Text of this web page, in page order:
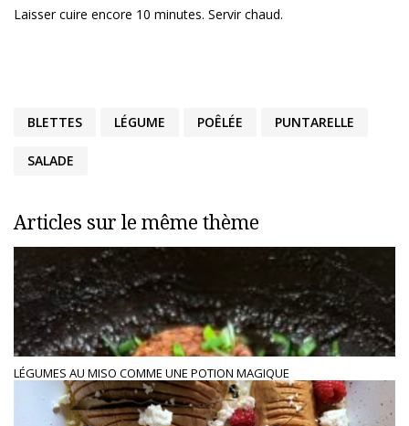
Laisser cuire encore 10 minutes. Servir chaud.
BLETTES LÉGUME POÊLÉE PUNTARELLE
SALADE
Articles sur le même thème
LÉGUMES AU MISO COMME UNE POTION MAGIQUE